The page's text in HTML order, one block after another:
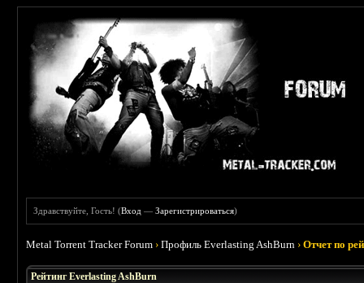
Здравствуйте, Гость! (Вход —Зарегистрироваться)
Metal Torrent Tracker Forum ›Профиль Everlasting AshBurn ›Отчет по
Рейтинг Everlasting AshBurn